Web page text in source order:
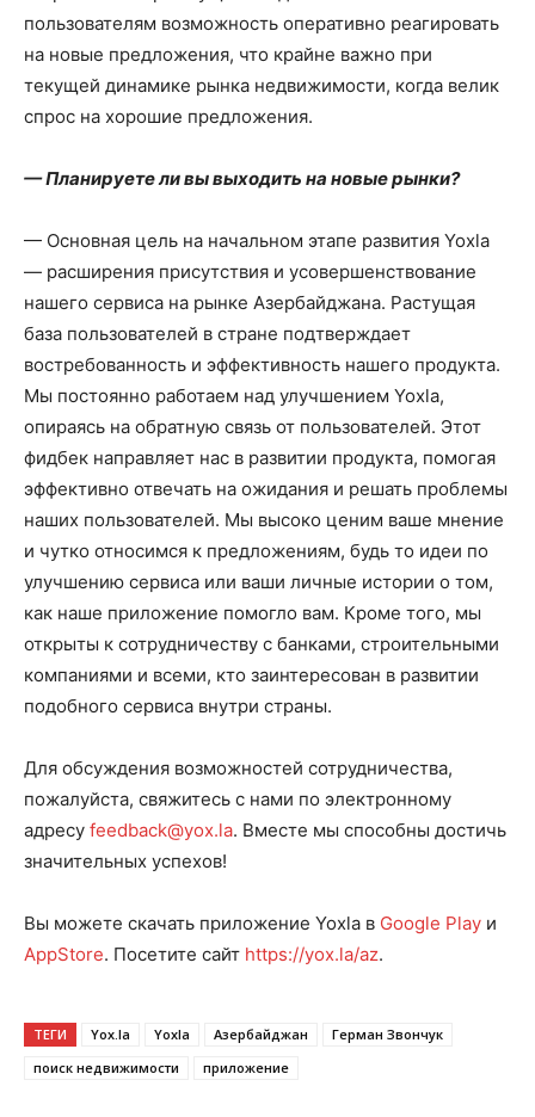
пользователям возможность оперативно реагировать
на новые предложения, что крайне важно при
текущей динамике рынка недвижимости, когда велик
спрос на хорошие предложения.
— Планируете ли вы выходить на новые рынки?
— Основная цель на начальном этапе развития Yoxla
— расширения присутствия и усовершенствование
нашего сервиса на рынке Азербайджана. Растущая
база пользователей в стране подтверждает
востребованность и эффективность нашего продукта.
Мы постоянно работаем над улучшением Yoxla,
опираясь на обратную связь от пользователей. Этот
фидбек направляет нас в развитии продукта, помогая
эффективно отвечать на ожидания и решать проблемы
наших пользователей. Мы высоко ценим ваше мнение
и чутко относимся к предложениям, будь то идеи по
улучшению сервиса или ваши личные истории о том,
как наше приложение помогло вам. Кроме того, мы
открыты к сотрудничеству с банками, строительными
компаниями и всеми, кто заинтересован в развитии
подобного сервиса внутри страны.
Для обсуждения возможностей сотрудничества,
пожалуйста, свяжитесь с нами по электронному
адресу feedback@yox.la. Вместе мы способны достичь
значительных успехов!
Вы можете скачать приложение Yoxla в Google Play и
AppStore. Посетите сайт https://yox.la/az.
ТЕГИ Yox.la Yoxla Азербайджан
Герман Звончук
поиск недвижимости
приложение